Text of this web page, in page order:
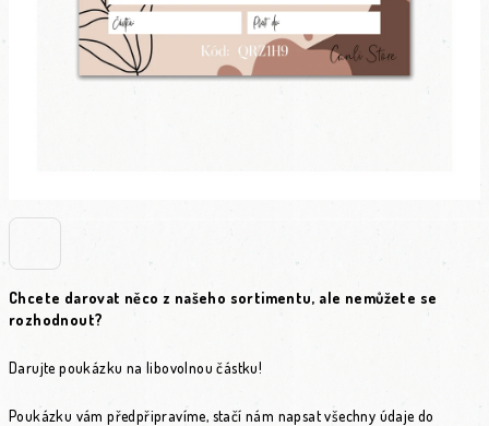
Chcete darovat něco z našeho sortimentu, ale nemůžete se
rozhodnout?
Darujte poukázku na libovolnou částku!
Poukázku vám předpřipravíme, stačí nám napsat všechny údaje do